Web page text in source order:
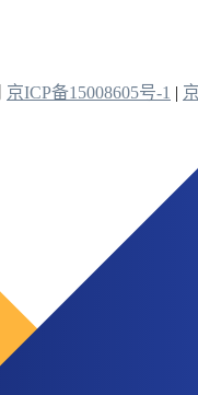
京ICP备15008605号-1 |